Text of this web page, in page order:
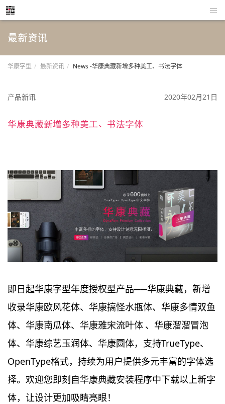
最新资讯
华康字型 最新资讯 News -华康典藏新增多种美工、书法字体
产品新讯 2020年02月21日
华康典藏新增多种美工、书法字体
即日起华康字型年度授权型产品──华康典藏，新增
收录华康欧风花体、 华康搞怪水瓶体、 华康多情双鱼
体、 华康南瓜体、 华康雅宋流叶体 、 华康溜溜冒泡
体、 华康综艺玉润体、 华康圆体，支持TrueType、
OpenType格式，持续为用户提供多元丰富的字体选
择。欢迎您即刻自华康典藏安装程序中下载以上新字
体，让设计更加吸睛亮眼！